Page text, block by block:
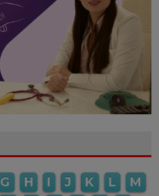
G H I J K L
M